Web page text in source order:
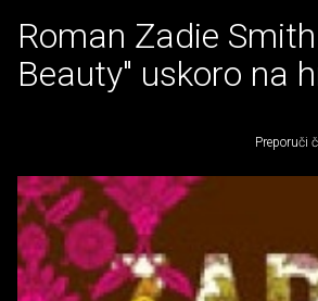
Roman Zadie
Beauty" uskoro na
Preporuči